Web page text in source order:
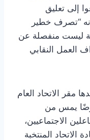
إلى تعليق
“تصرف خطير
ليست منفصلة عن
العمل النقابي
مقر الاتحاد العام
يمس من
الاجتماعيين،
المنتخبة